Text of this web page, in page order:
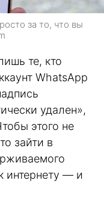
за то, что вы
те, кто
WhatsApp
удален»,
этого не
зайти в
интернету — и